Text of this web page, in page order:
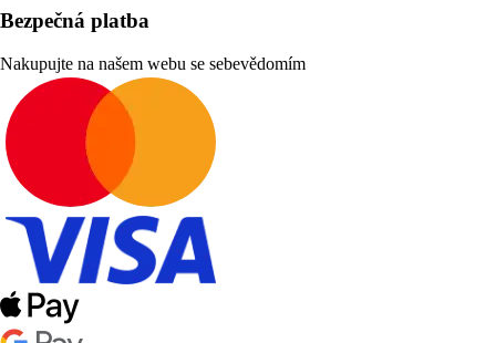
Bezpečná platba
Nakupujte na našem webu se sebevědomím